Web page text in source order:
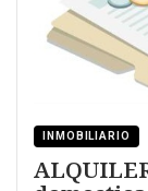
INMOBILIARIO